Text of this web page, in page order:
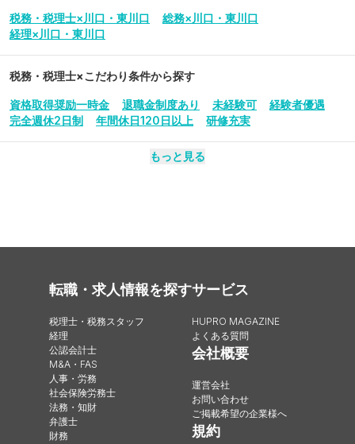
税務・税理士×川口・東川口
総務×川口・東川口
経理×川口・東川口
税務・税理士×こだわり条件から探す
資格取得奨励一時金 退職金制度あり 未経験可
経験者優遇
完全週休2日制
年間休日120日以上 研修充実
もっと見る
転職・求人情報を探す
税理士・税務スタッフ
経理
公認会計士
M&A・FAS
人事・労務
社会保険労務士
法務・知財
弁護士
財務
サービス
HUPRO MAGAZINE
よくある質問
会社概要
運営会社
お問い合わせ
ご掲載希望の企業様へ
規約